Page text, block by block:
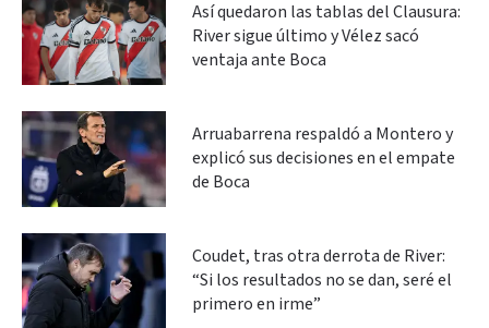
Así quedaron las tablas del Clausura:
River sigue último y Vélez sacó
ventaja ante Boca
Arruabarrena respaldó a Montero y
explicó sus decisiones en el empate
de Boca
Coudet, tras otra derrota de River:
“Si los resultados no se dan, seré el
primero en irme”